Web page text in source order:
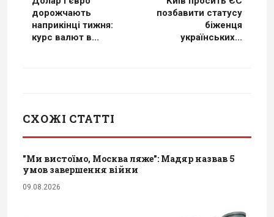
дорожчають
наприкінці тижня:
курс валют в...
позбавити статусу
біженця
українських...
СХОЖІ СТАТТІ
"Ми вистоїмо, Москва ляже": Мадяр назвав 5
умов завершення війни
09.08.2026